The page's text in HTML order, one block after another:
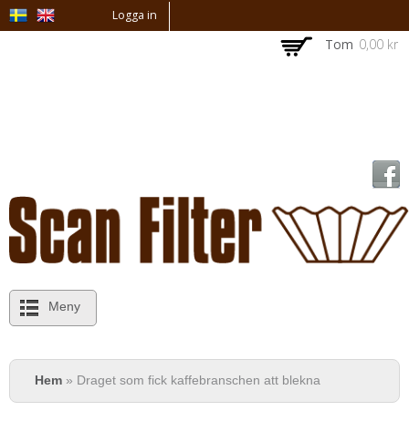
Hoppa till
huvudinnehåll
Logga in
Tom 0,00 kr
Meny
Du är här
Hem » Draget som fick kaffebranschen att blekna